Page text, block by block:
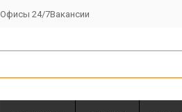
Офисы 24/7Вакансии